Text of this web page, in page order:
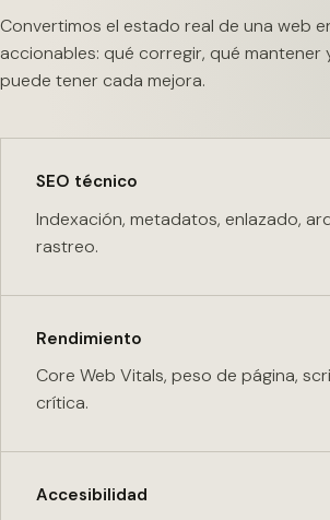
Convertimos el estado real de una web
accionables: qué corregir, qué mantener
puede tener cada mejora.
SEO técnico
Indexación, metadatos, enlazado,
rastreo.
Rendimiento
Core Web Vitals, peso de página,
crítica.
Accesibilidad